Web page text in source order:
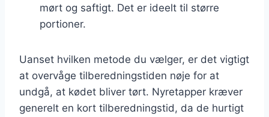
mørt og saftigt. Det er ideelt til større
portioner.
Uanset hvilken metode du vælger, er det vigtigt
at overvåge tilberedningstiden nøje for at
undgå, at kødet bliver tørt. Nyretapper kræver
generelt en kort tilberedningstid, da de hurtigt